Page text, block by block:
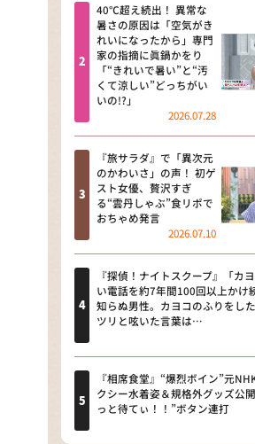
news おかえり
河合＆A.B.C-Z塚田
「なんでやねん！？
かえり）
DAIGOも台所 ～き
にする？～
本日はダイアンなり
朝だ！生です旅サ
教えて！ニュースラ
ミカタ
ＬＩＦＥ～夢のカ
新婚さんいらっし
ポツンと一軒家
ザキ山小屋本館
40℃超え続出！ 異常な
暑さの原因は「空気がき
れいになったから」専門
家の指摘に眞鍋かをり
「“きれいで暑い”と“汚
くて涼しい”どっちがい
いの!?」
2026.07.28
『旅サラダ』で「異次元
のかわいさ」の声！ 初ゲ
スト女優、贅沢すぎ
る“雲丹しゃぶ”食リポで
おちゃめ発言
2026.07.10
『探偵！ナイトスクープ』「カ
い電話を約7年間100回以上かけ
知らぬ男性。カヨコのふりをし
ツリと呟いた言葉は…
『相席食堂』“爆烈ボイン”元
クシー水着姿＆規格外グッズ公
っと待てぃ！！”ボタン連打